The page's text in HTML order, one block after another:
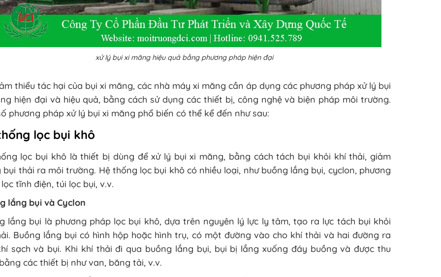
xử lý bụi xi măng hiệu quả bằng phương pháp hiện đại
thiểu tác hại của bụi xi măng, các nhà máy xi măng cần áp dụng các phương pháp xử lý bụi
hiện đại và hiệu quả, bằng cách sử dụng các thiết bị, công nghệ và biện pháp môi trường.
phương pháp xử lý bụi xi măng phổ biến có thể kể đến như sau:
lọc bụi khô
lọc bụi khô là thiết bị dùng để xử lý bụi xi măng, bằng cách tách bụi khỏi khí thải, giảm
bụi thải ra môi trường. Hệ thống lọc bụi khô có nhiều loại, như buồng lắng bụi, cyclon, phương
tĩnh điện, túi lọc bụi, v.v.
lắng bụi và Cyclon
lắng bụi là phương pháp lọc bụi khô, dựa trên nguyên lý lực ly tâm, tạo ra lực tách bụi khỏi
Buồng lắng bụi có hình hộp hoặc hình trụ, có một đường vào cho khí thải và hai đường ra
sạch và bụi. Khi khí thải đi qua buồng lắng bụi, bụi bị lắng xuống đáy buồng và được thu
các thiết bị như van, băng tải, v.v.